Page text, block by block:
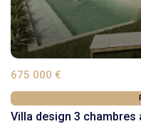
675 000 €
Villa design 3 chambres